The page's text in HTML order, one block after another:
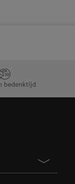
bedenktijd